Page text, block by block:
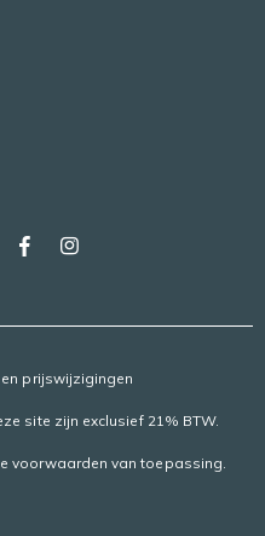
prijswijzigingen
site zijn exclusief 21% BTW.
voorwaarden van toepassing.